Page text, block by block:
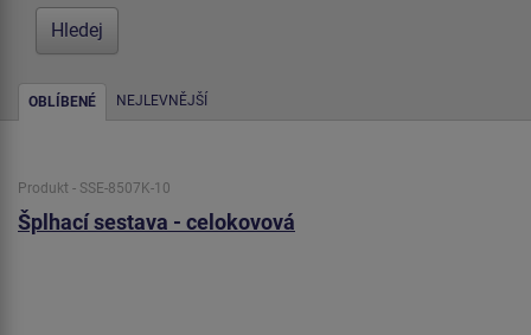
OBLÍBENÉ NEJLEVNĚJŠÍ
Produkt - SSE-8507K-10
Šplhací sestava - celokovová